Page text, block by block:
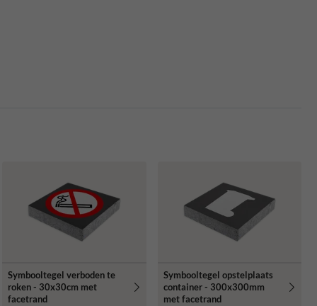
Symbooltegel verboden te
roken - 30x30cm met
facetrand
Symbooltegel opstelplaats
container - 300x300mm
met facetrand